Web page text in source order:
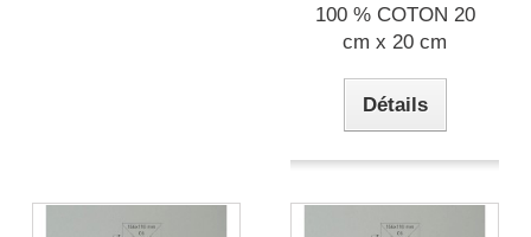
100 % COTON 20
cm x 20 cm
Détails